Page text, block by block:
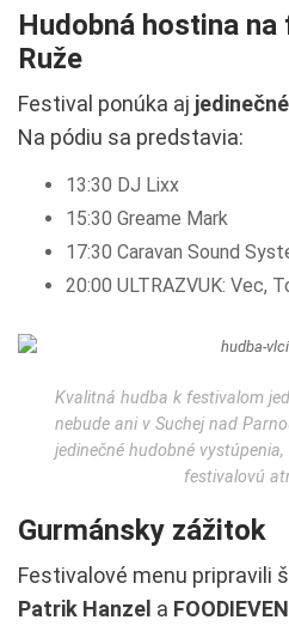
Hudobná hostina
Ruže
Festival ponúka aj
Na pódiu sa predstavia:
13:30 DJ Lixx
15:30 Greame Mark
17:30 Caravan Sound
20:00 ULTRAZVUK: Vec,
Kvalitná hudba k festivalom
nebude ani v Suchej nad
jedinečné hudobné
festivalovú
Gurmánsky zážitok
Festivalové menu pripravili
Patrik Hanzel a